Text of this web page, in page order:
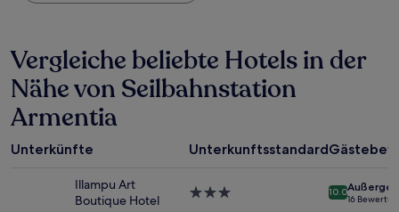
Nacht,
den
letzten
24 Stunden
für
einen
mit
2 Erwachsenen
Vergleiche beliebte Hotels in der
Nähe von Seilbahnstation
Armentia
Unterkünfte Unterkunftsstandard
Illampu Art
Boutique Hotel
3.0-
10.0
16